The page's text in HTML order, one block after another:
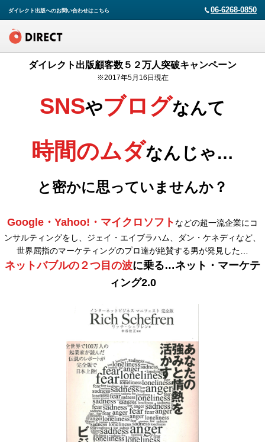
ダイレクト出版へのお問い合わせはこちら 06-6268-0850
ダイレクト出版顧客数５２万人突破キャンペーン
※2017年5月16日現在
SNSやブログなんて
時間のムダなんじゃ…
と密かに思っていませんか？
Google・Yahoo!・マイクロソフト などの超一流企業にコ
ンサルティングをし、ジェイ・エイブラハム、ダン・ケネディなど、
世界屈指のマーケティングのプロ達が絶賛する男が発見した…
ネットバブルの２つ目の波に乗る…ネット・マーケテ
ィング2.0